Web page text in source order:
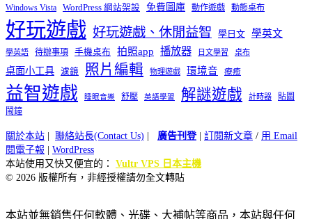
Windows Vista WordPress 網站架設 免費圖庫 動作遊戲 動態桌布
好玩遊戲 好玩遊戲、休閒益智 學日文 學英文
學英語 待辦事項 手機桌布 拍照app 播放器 日文學習 桌布
桌面小工具 濾鏡 照片編輯 物理遊戲 環境音 療癒
益智遊戲 睡眠音樂 舒壓 英語學習 解謎遊戲 計時器
貼圖
鬧鐘
關於本站 聯絡站長(Contact Us) 廣告刊登| 訂閱新文章 / 用 Email
閱電子報
WordPress
本站使用又快又便宜的： Vultr VPS 日本主機
© 2026 版權所有，非經授權請勿全文轉貼
本站並無銷售任何軟體、光碟、大補帖等商品，本站與任何